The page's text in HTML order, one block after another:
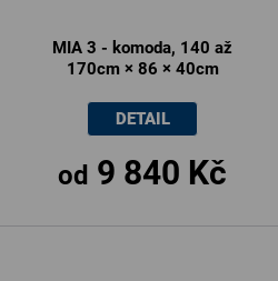
MIA 3 - komoda, 140 až
170cm × 86 × 40cm
od 9 840 Kč
DETAIL